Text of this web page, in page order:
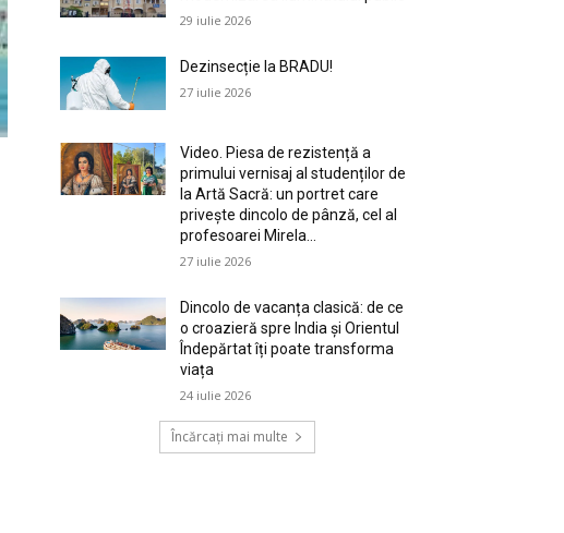
29 iulie 2026
Dezinsecție la BRADU!
27 iulie 2026
Video. Piesa de rezistență a
primului vernisaj al studenților de
la Artă Sacră: un portret care
privește dincolo de pânză, cel al
profesoarei Mirela...
27 iulie 2026
Dincolo de vacanța clasică: de ce
o croazieră spre India și Orientul
Îndepărtat îți poate transforma
viața
24 iulie 2026
Încărcați mai multe